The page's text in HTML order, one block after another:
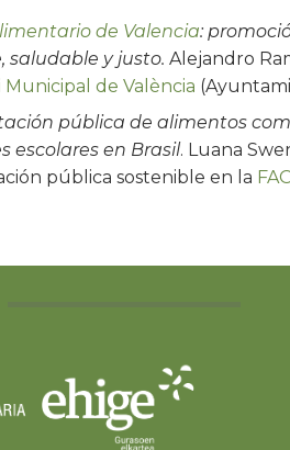
de Valencia:
saludable y justo. Alejandro
de València
pública de alimentos
escolares en Brasil. Luana
pública sostenible en la